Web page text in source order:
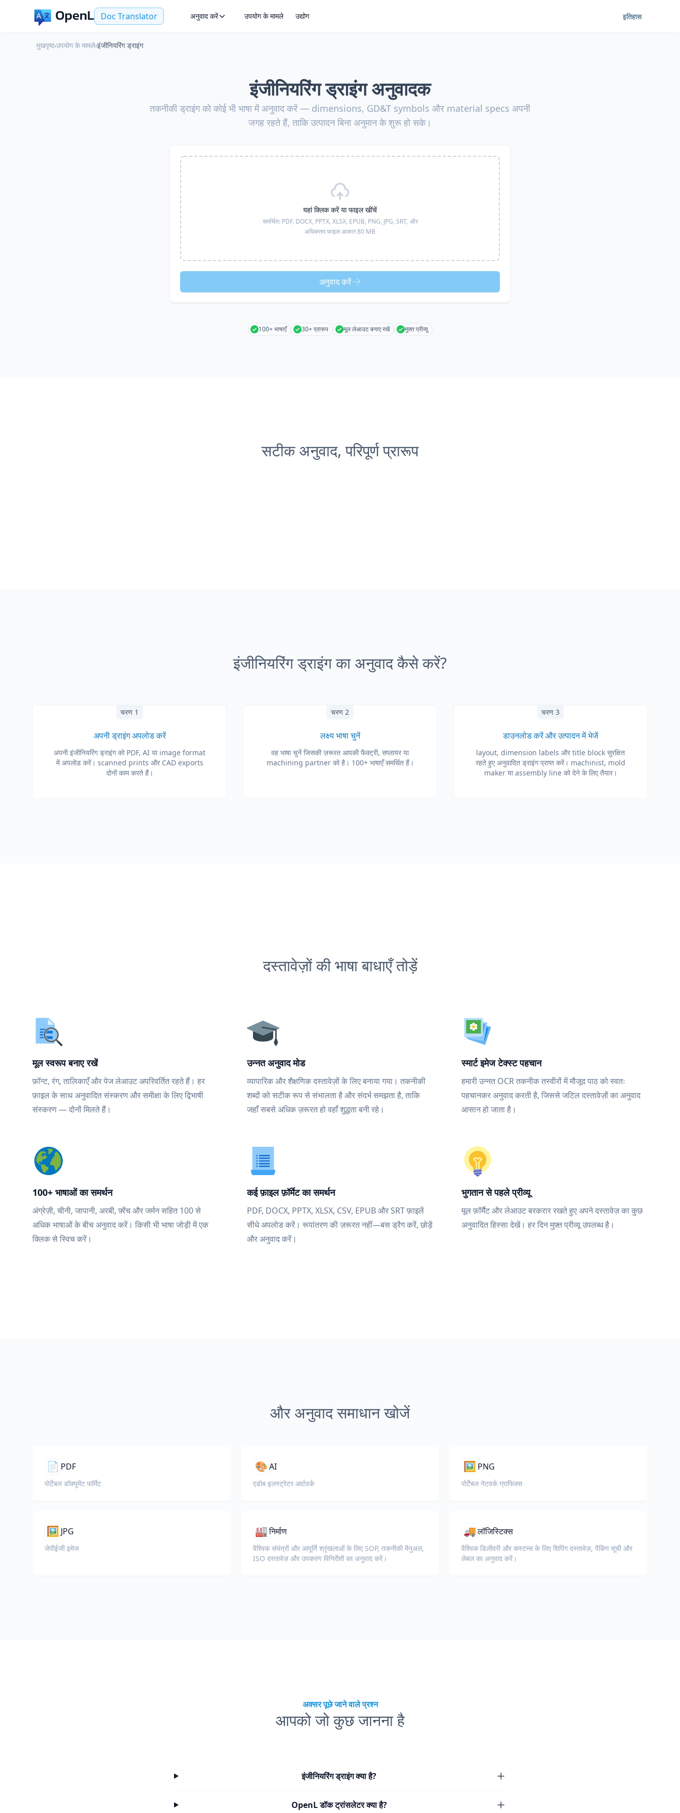
Doc Translator अनुवाद करें उपयोग के मामले उद्योग इतिहास
मुखपृष्ठ›उपयोग के मामले›इंजीनियरिंग ड्राइंग
इंजीनियरिंग ड्राइंग अनुवादक
तकनीकी ड्राइंग को कोई भी भाषा में अनुवाद करें — dimensions, GD&T symbols और material specs अपनी
जगह रहते हैं, ताकि उत्पादन बिना अनुमान के शुरू हो सके।
यहां क्लिक करें या फाइल खींचें
समर्थित: PDF, DOCX, PPTX, XLSX, EPUB, PNG, JPG, SRT, और
अधिकतम फाइल आकार 80 MB
अनुवाद करें
100+ भाषाएँ 30+ प्रारूप मूल लेआउट बनाए रखें मुफ़्त प्रीव्यू
सटीक अनुवाद, परिपूर्ण प्रारूप
इंजीनियरिंग ड्राइंग का अनुवाद कैसे करें?
चरण 1
अपनी ड्राइंग अपलोड करें
अपनी इंजीनियरिंग ड्राइंग को PDF, AI या image format
में अपलोड करें। scanned prints और CAD exports
दोनों काम करते हैं।
चरण 2
लक्ष्य भाषा चुनें
वह भाषा चुनें जिसकी ज़रूरत आपकी फैक्ट्री, सप्लायर या
machining partner को है। 100+ भाषाएँ समर्थित हैं।
चरण 3
डाउनलोड करें और उत्पादन में भेजें
layout, dimension labels और title block सुरक्षित
रहते हुए अनुवादित ड्राइंग प्राप्त करें। machinist, mold
maker या assembly line को देने के लिए तैयार।
दस्तावेज़ों की भाषा बाधाएँ तोड़ें
मूल स्वरूप बनाए रखें
फ़ॉन्ट, रंग, तालिकाएँ और पेज लेआउट अपरिवर्तित रहते हैं। हर
फ़ाइल के साथ अनुवादित संस्करण और समीक्षा के लिए द्विभाषी
संस्करण — दोनों मिलते हैं।
उन्नत अनुवाद मोड
व्यापारिक और शैक्षणिक दस्तावेज़ों के लिए बनाया गया। तकनीकी
शब्दों को सटीक रूप से संभालता है और संदर्भ समझता है, ताकि
जहाँ सबसे अधिक ज़रूरत हो वहाँ शुद्धता बनी रहे।
स्मार्ट इमेज टेक्स्ट पहचान
हमारी उन्नत OCR तकनीक तस्वीरों में मौजूद पाठ को स्वतः
पहचानकर अनुवाद करती है, जिससे जटिल दस्तावेज़ों का अनुवाद
आसान हो जाता है।
100+ भाषाओं का समर्थन
अंग्रेज़ी, चीनी, जापानी, अरबी, फ़्रेंच और जर्मन सहित 100 से
अधिक भाषाओं के बीच अनुवाद करें। किसी भी भाषा जोड़ी में एक
क्लिक से स्विच करें।
कई फ़ाइल फ़ॉर्मेट का समर्थन
PDF, DOCX, PPTX, XLSX, CSV, EPUB और SRT फ़ाइलें
सीधे अपलोड करें। रूपांतरण की ज़रूरत नहीं—बस ड्रैग करें, छोड़ें
और अनुवाद करें।
भुगतान से पहले प्रीव्यू
मूल फ़ॉर्मैट और लेआउट बरकरार रखते हुए अपने दस्तावेज़ का कुछ
अनुवादित हिस्सा देखें। हर दिन मुफ़्त प्रीव्यू उपलब्ध है।
और अनुवाद समाधान खोजें
📄 PDF
पोर्टेबल डॉक्युमेंट फॉर्मेट
🎨AI
एडोब इलस्ट्रेटर आर्टवर्क
🖼️ PNG
पोर्टेबल नेटवर्क ग्राफिक्स
🖼️ JPG
जेपीईजी इमेज
🏭निर्माण
वैश्विक संयंत्रों और आपूर्ति श्रृंखलाओं के लिए SOP, तकनीकी मैनुअल,
ISO दस्तावेज़ और उपकरण विनिर्देशों का अनुवाद करें।
🚚लॉजिस्टिक्स
वैश्विक डिलीवरी और कस्टम्स के लिए शिपिंग दस्तावेज़, पैकिंग सूची और
लेबल का अनुवाद करें।
अक्सर पूछे जाने वाले प्रश्न
आपको जो कुछ जानना है
इंजीनियरिंग ड्राइंग क्या है?
OpenL डॉक ट्रांसलेटर क्या है?